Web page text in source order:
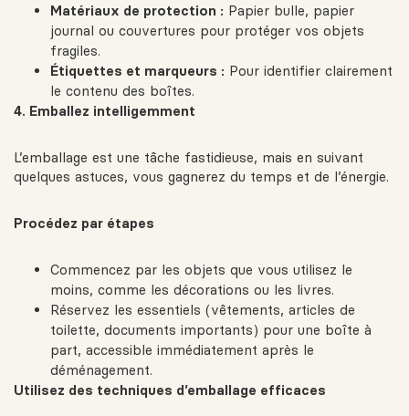
Matériaux de protection : Papier bulle, papier
journal ou couvertures pour protéger vos objets
fragiles.
Étiquettes et marqueurs : Pour identifier clairement
le contenu des boîtes.
4. Emballez intelligemment
L’emballage est une tâche fastidieuse, mais en suivant
quelques astuces, vous gagnerez du temps et de l’énergie.
Procédez par étapes
Commencez par les objets que vous utilisez le
moins, comme les décorations ou les livres.
Réservez les essentiels (vêtements, articles de
toilette, documents importants) pour une boîte à
part, accessible immédiatement après le
déménagement.
Utilisez des techniques d’emballage efficaces